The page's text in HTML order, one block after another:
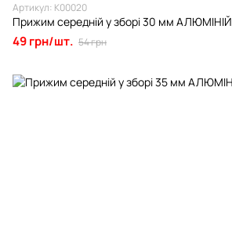
Артикул: К00020
Прижим середній у зборі 30 мм АЛЮМІНІЙ
49 грн/шт. 54 грн